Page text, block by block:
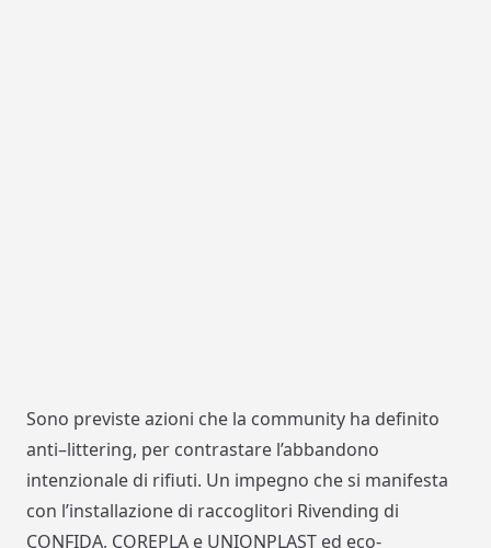
Sono previste azioni che la community ha definito
anti–littering, per contrastare l’abbandono
intenzionale di rifiuti. Un impegno che si manifesta
con l’installazione di raccoglitori Rivending di
CONFIDA, COREPLA e UNIONPLAST ed eco-